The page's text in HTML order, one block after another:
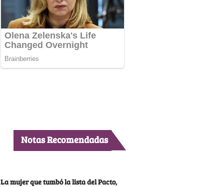
Notas Recomendadas
La mujer que tumbó la lista del Pacto,